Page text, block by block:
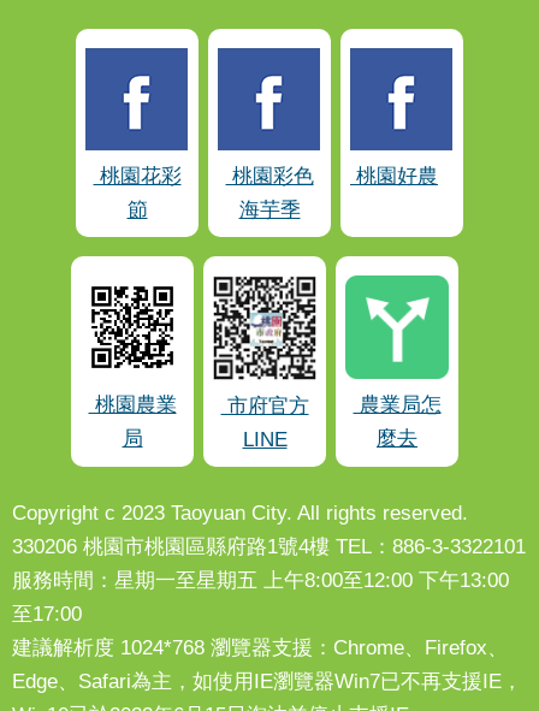
桃園花彩
節
桃園彩色
海芋季
桃園好農
桃園農業
局
市府官方
LINE
農業局怎
麼去
Copyright c 2023 Taoyuan City. All rights reserved.
330206 桃園市桃園區縣府路1號4樓 TEL：886-3-3322101
服務時間：星期一至星期五 上午8:00至12:00 下午13:00
至17:00
建議解析度 1024*768 瀏覽器支援：Chrome、Firefox、
Edge、Safari為主，如使用IE瀏覽器Win7已不再支援IE，